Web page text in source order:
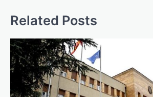
Related Posts400 miliardë euro
Gjermania ndodhet
përpjekjeve për krijimin e
nuk pret. CDU/CSU dhe
BOTA,LAJME,MISTER,